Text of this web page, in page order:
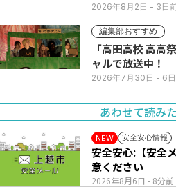
2026年8月2日 - 3日
編集部おすすめ
「高田高校 高高
ャルで放送中！
2026年7月30日 - 6
あわせて読み
NEW 安全安心情報
2026年8月6日 - 8分前
安全安心:【安全
意ください